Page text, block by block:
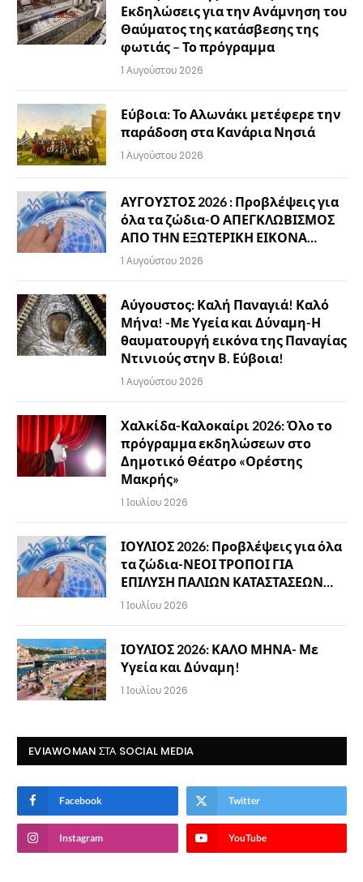
Εκδηλώσεις για την Ανάμνηση του
Θαύματος της κατάσβεσης της
φωτιάς – Το πρόγραμμα
1 Αυγούστου 2026
Εύβοια: Το Αλωνάκι μετέφερε την
παράδοση στα Κανάρια Νησιά
1 Αυγούστου 2026
ΑΥΓΟΥΣΤΟΣ 2026 : Προβλέψεις για
όλα τα ζώδια-Ο ΑΠΕΓΚΛΩΒΙΣΜΟΣ
ΑΠΟ ΤΗΝ ΕΞΩΤΕΡΙΚΗ ΕΙΚΟΝΑ…
1 Αυγούστου 2026
Αύγουστος: Καλή Παναγιά! Καλό
Μήνα! -Με Υγεία και Δύναμη-Η
θαυματουργή εικόνα της Παναγίας
Ντινιούς στην Β. Εύβοια!
1 Αυγούστου 2026
Χαλκίδα-Καλοκαίρι 2026: Όλο το
πρόγραμμα εκδηλώσεων στο
Δημοτικό Θέατρο «Ορέστης
Μακρής»
1 Ιουλίου 2026
ΙΟΥΛΙΟΣ 2026: Προβλέψεις για όλα
τα ζώδια-ΝΕΟΙ ΤΡΟΠΟΙ ΓΙΑ
ΕΠΙΛΥΣΗ ΠΑΛΙΩΝ ΚΑΤΑΣΤΑΣΕΩΝ…
1 Ιουλίου 2026
ΙΟΥΛΙΟΣ 2026: ΚΑΛΟ ΜΗΝΑ- Με
Υγεία και Δύναμη!
1 Ιουλίου 2026
EVIAWOMAN ΣΤΑ SOCIAL MEDIA
Facebook Twitter
Instagram YouTube